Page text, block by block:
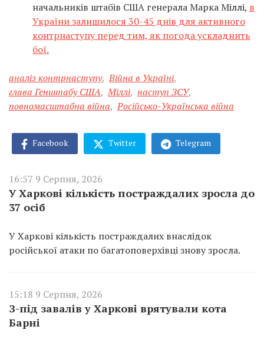
начальників штабів США генерала Марка Міллі, в
України залишилося 30-45 днів для активного
контрнаступу перед тим, як погода ускладнить
бої.
аналіз контрнаступу, Війна в Україні,
глава Генштабу США, Міллі, наступ ЗСУ,
повномасштабна війна, Російсько-Українська війна
Facebook Twitter Telegram
16:57 9 Серпня, 2026
У Харкові кількість постраждалих зросла до
37 осіб
У Харкові кількість постраждалих внаслідок
російської атаки по багатоповерхівці знову зросла.
15:18 9 Серпня, 2026
З-під завалів у Харкові врятували кота
Барні